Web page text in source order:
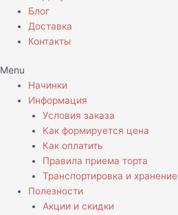
Блог
Доставка
Контакты
Menu
Начинки
Информация
Условия заказа
Как формируется цена
Как оплатить
Правила приема торта
Транспортировка и хранение
Полезности
Акции и скидки